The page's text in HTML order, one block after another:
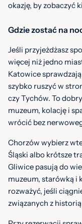
okazję, by zobaczyć
Gdzie zostać na
Jeśli przyjeżdżasz
więcej niż jedno
Katowice
szybko ruszyć w
czy Tychów. To
muzeum, kolację i
wrócić bez
Chorzów wybierz
Śląski albo krótsze
Gliwice pasują do
muzeum, starówką i
rozważyć, jeśli
związanych z